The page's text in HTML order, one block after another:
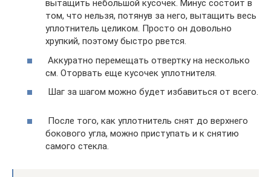
вытащить небольшой кусочек. Минус состоит в
том, что нельзя, потянув за него, вытащить весь
уплотнитель целиком. Просто он довольно
хрупкий, поэтому быстро рвется.
​ Аккуратно перемещать отвертку на несколько
см. Оторвать еще кусочек уплотнителя.
​ Шаг за шагом можно будет избавиться от всего.
​ После того, как уплотнитель снят до верхнего
бокового угла, можно приступать и к снятию
самого стекла.